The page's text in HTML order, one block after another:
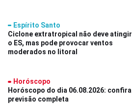
Espírito Santo
Ciclone extratropical não deve atingir
o ES, mas pode provocar ventos
moderados no litoral
Horóscopo
Horóscopo do dia 06.08.2026: confira
previsão completa